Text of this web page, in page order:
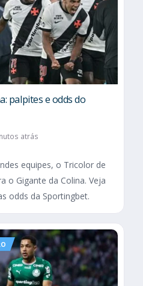
palpites e odds do
atrás
equipes, o Tricolor de
o Gigante da Colina. Veja
odds da Sportingbet.